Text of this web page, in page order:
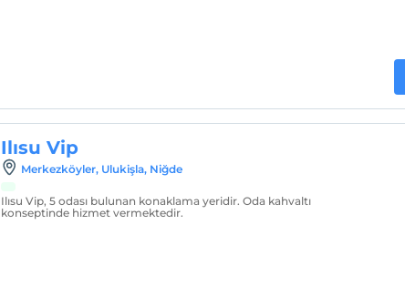
Ilısu Vip
Merkezköyler, Ulukişla, Niğde
Ilısu Vip, 5 odası bulunan konaklama yeridir. Oda kahvaltı
konseptinde hizmet vermektedir.